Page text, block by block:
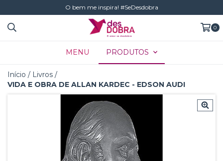
O bem me inspira! #SeDesdobra
0
MENU PRODUTOS
Início / Livros /
VIDA E OBRA DE ALLAN KARDEC - EDSON AUDI